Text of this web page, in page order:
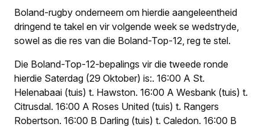
Boland-rugby onderneem om hierdie aangeleentheid
dringend te takel en vir volgende week se wedstryde,
sowel as die res van die Boland-Top-12, reg te stel.
Die Boland-Top-12-bepalings vir die tweede ronde
hierdie Saterdag (29 Oktober) is:. 16:00 A St.
Helenabaai (tuis) t. Hawston. 16:00 A Wesbank (tuis) t.
Citrusdal. 16:00 A Roses United (tuis) t. Rangers
Robertson. 16:00 B Darling (tuis) t. Caledon. 16:00 B